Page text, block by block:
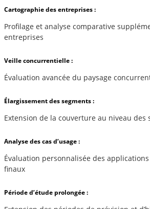
Cartographie des entreprises :
Profilage et analyse comparative
entreprises
Veille concurrentielle :
Évaluation avancée du paysage
Élargissement des segments :
Extension de la couverture au niveau des
Analyse des cas d’usage :
Évaluation personnalisée des
finaux
Période d’étude prolongée :